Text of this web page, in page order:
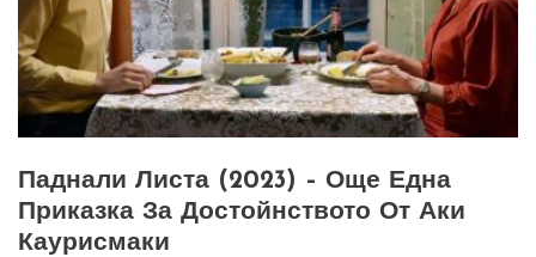
Паднали Листа (2023) – Още Една
Приказка За Достойнството От Аки
Каурисмаки